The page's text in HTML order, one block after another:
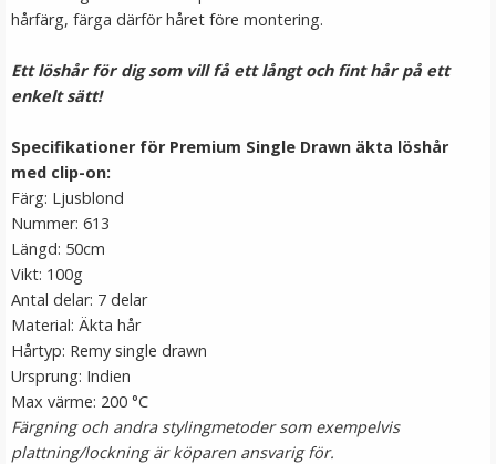
★
189 kr
Mizzy Löshårsförvaring med galge / Hair Case
hårfärg, färga därför håret före montering.
Ett löshår för dig som vill få ett långt och fint hår på ett
enkelt sätt!
Specifikationer för Premium Single Drawn äkta löshår
med clip-on:
Färg: Ljusblond
Nummer: 613
Längd: 50cm
Vikt: 100g
Antal delar: 7 delar
Material: Äkta hår
Hårtyp: Remy single drawn
Ursprung: Indien
Max värme: 200 °C
Färgning och andra stylingmetoder som exempelvis
plattning/lockning är köparen ansvarig för.